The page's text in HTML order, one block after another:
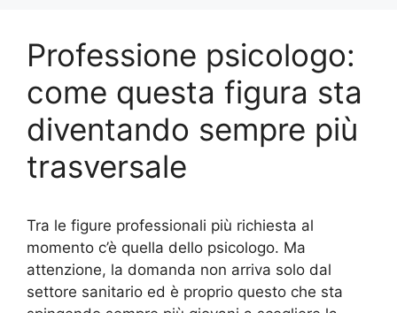
Professione psicologo:
come questa figura sta
diventando sempre più
trasversale
Tra le figure professionali più richiesta al
momento c’è quella dello psicologo. Ma
attenzione, la domanda non arriva solo dal
settore sanitario ed è proprio questo che sta